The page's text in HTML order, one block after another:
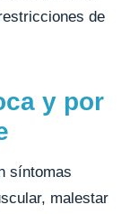
de
y por
síntomas
malestar